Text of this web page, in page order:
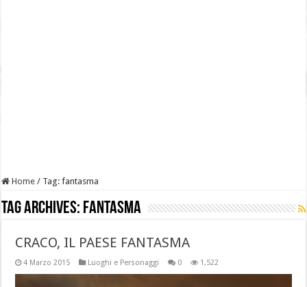
Home / Tag:fantasma
Tag Archives: fantasma
CRACO, IL PAESE FANTASMA
4 Marzo 2015 Luoghi e Personaggi 0 1,522